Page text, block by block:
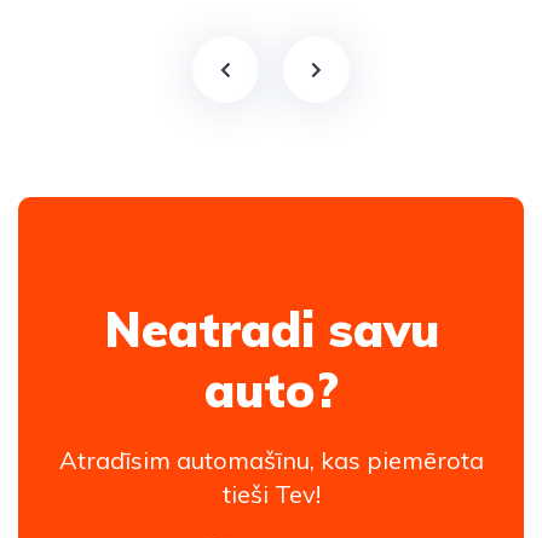
Neatradi savu
auto?
Atradīsim automašīnu, kas piemērota
tieši Tev!